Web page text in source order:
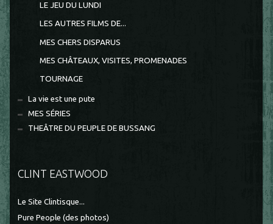
LE JEU DU LUNDI
LES AUTRES FILMS DE...
MES CHERS DISPARUS
MES CHÂTEAUX, VISITES, PROMENADES
TOURNAGE
La vie est une pute
MES SÉRIES
THEÂTRE DU PEUPLE DE BUSSANG
CLINT EASTWOOD
Le Site Clintisque...
Pure People (des photos)